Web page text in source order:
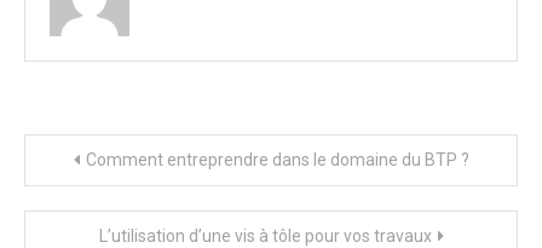
Navigation
de
Comment entreprendre dans le domaine du BTP ?
L’utilisation d’une vis à tôle pour vos travaux